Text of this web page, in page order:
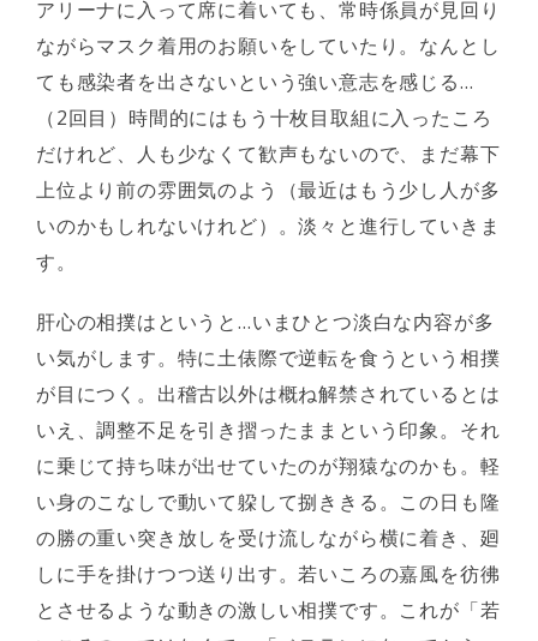
アリーナに入って席に着いても、常時係員が見回り
ながらマスク着用のお願いをしていたり。なんとし
ても感染者を出さないという強い意志を感じる…
（2回目）時間的にはもう十枚目取組に入ったころ
だけれど、人も少なくて歓声もないので、まだ幕下
上位より前の雰囲気のよう（最近はもう少し人が多
いのかもしれないけれど）。淡々と進行していきま
す。
肝心の相撲はというと…いまひとつ淡白な内容が多
い気がします。特に土俵際で逆転を食うという相撲
が目につく。出稽古以外は概ね解禁されているとは
いえ、調整不足を引き摺ったままという印象。それ
に乗じて持ち味が出せていたのが翔猿なのかも。軽
い身のこなしで動いて躱して捌ききる。この日も隆
の勝の重い突き放しを受け流しながら横に着き、廻
しに手を掛けつつ送り出す。若いころの嘉風を彷彿
とさせるような動きの激しい相撲です。これが「若